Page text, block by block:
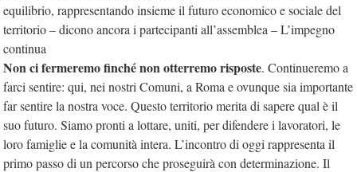
equilibrio, rappresentando insieme il futuro economico e sociale del
territorio – dicono ancora i partecipanti all’assemblea – L’impegno
continua
Non ci fermeremo finché non otterremo risposte. Continueremo a
farci sentire: qui, nei nostri Comuni, a Roma e ovunque sia importante
far sentire la nostra voce. Questo territorio merita di sapere qual è il
suo futuro. Siamo pronti a lottare, uniti, per difendere i lavoratori, le
loro famiglie e la comunità intera. L’incontro di oggi rappresenta il
primo passo di un percorso che proseguirà con determinazione. Il